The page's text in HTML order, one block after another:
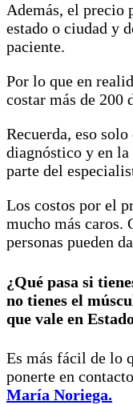
Además, el precio
estado o ciudad y
paciente.
Por lo que en
costar más de 200
Recuerda, eso
diagnóstico y en
parte del
Los costos por el
mucho más caros.
personas pueden
¿Qué pasa si
no tienes el
que vale en
Es más fácil de lo
ponerte en
María Noriega.